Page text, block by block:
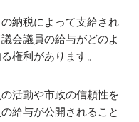
納税によって支給され
会議員の給与がどのよ
権利があります。
活動や市政の信頼性を
給与が公開されること